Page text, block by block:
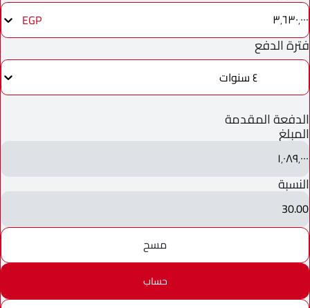
٣٬٦٣٠٬٠٠٠ EGP
فترة الدفع
٤ سنوات
الدفعة المقدمة
المبلغ
١٬٠٨٩٬٠٠٠
النسبة
30.00
مسح
حساب